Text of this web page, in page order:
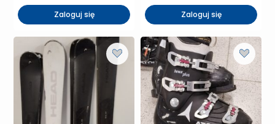
Zaloguj się Zaloguj się